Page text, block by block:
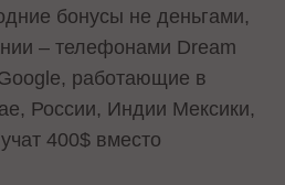
бонусы не деньгами,
– телефонами Dream
работающие в
России, Индии Мексики,
400$ вместо